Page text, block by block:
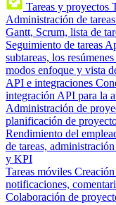
Tareas y proyectos
Administración de tareas
Gantt, Scrum, lista de
Seguimiento de tareas
subtareas, los
modos enfoque y vista
API e integraciones
integración API para la
Administración de
planificación de
Rendimiento del
de tareas,
y KPI
Tareas móviles Creación
notificaciones,
Colaboración de